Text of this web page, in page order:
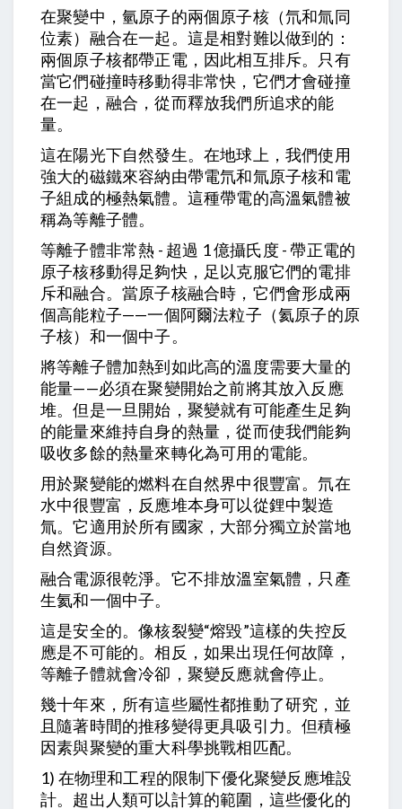
在聚變中，氫原子的兩個原子核（氘和氚同
位素）融合在一起。這是相對難以做到的：
兩個原子核都帶正電，因此相互排斥。只有
當它們碰撞時移動得非常快，它們才會碰撞
在一起，融合，從而釋放我們所追求的能
量。
這在陽光下自然發生。在地球上，我們使用
強大的磁鐵來容納由帶電氘和氚原子核和電
子組成的極熱氣體。這種帶電的高溫氣體被
稱為等離子體。
等離子體非常熱 - 超過 1 億攝氏度 - 帶正電的
原子核移動得足夠快，足以克服它們的電排
斥和融合。當原子核融合時，它們會形成兩
個高能粒子——一個阿爾法粒子（氦原子的原
子核）和一個中子。
將等離子體加熱到如此高的溫度需要大量的
能量——必須在聚變開始之前將其放入反應
堆。但是一旦開始，聚變就有可能產生足夠
的能量來維持自身的熱量，從而使我們能夠
吸收多餘的熱量來轉化為可用的電能。
用於聚變能的燃料在自然界中很豐富。氘在
水中很豐富，反應堆本身可以從鋰中製造
氚。它適用於所有國家，大部分獨立於當地
自然資源。
融合電源很乾淨。它不排放溫室氣體，只產
生氦和一個中子。
這是安全的。像核裂變“熔毀”這樣的失控反
應是不可能的。相反，如果出現任何故障，
等離子體就會冷卻，聚變反應就會停止。
幾十年來，所有這些屬性都推動了研究，並
且隨著時間的推移變得更具吸引力。但積極
因素與聚變的重大科學挑戰相匹配。
1) 在物理和工程的限制下優化聚變反應堆設
計。超出人類可以計算的範圍，這些優化的